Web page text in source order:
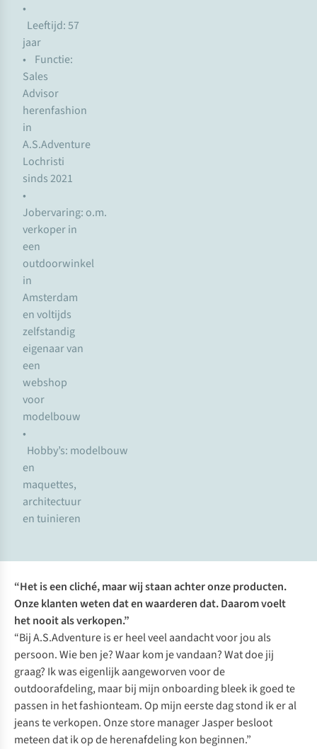
•
Leeftijd: 57
jaar
• Functie:
Sales
Advisor
herenfashion
in
A.S.Adventure
Lochristi
sinds 2021
•
Jobervaring: o.m.
verkoper in
een
outdoorwinkel
in
Amsterdam
en voltijds
zelfstandig
eigenaar van
een
webshop
voor
modelbouw
•
Hobby’s: modelbouw
en
maquettes,
architectuur
en tuinieren
“Het is een cliché, maar wij staan achter onze producten.
Onze klanten weten dat en waarderen dat. Daarom voelt
het nooit als verkopen.”
“Bij A.S.Adventure is er heel veel aandacht voor jou als
persoon. Wie ben je? Waar kom je vandaan? Wat doe jij
graag? Ik was eigenlijk aangeworven voor de
outdoorafdeling, maar bij mijn onboarding bleek ik goed te
passen in het fashionteam. Op mijn eerste dag stond ik er al
jeans te verkopen. Onze store manager Jasper besloot
meteen dat ik op de herenafdeling kon beginnen.”